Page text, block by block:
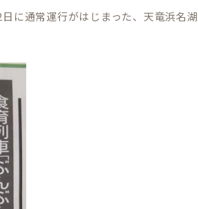
に通常運行がはじまった、天竜浜名湖